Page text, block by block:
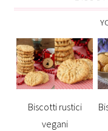
Biscotti rustici
vegani